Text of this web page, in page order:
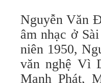
Nguyễn Văn
âm nhạc ở
niên 1950,
văn nghệ Vì
Mạnh Phát,